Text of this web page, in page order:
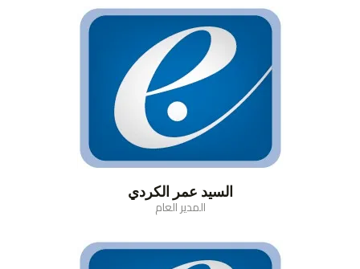
السيد عمر الكردي
المدير العام